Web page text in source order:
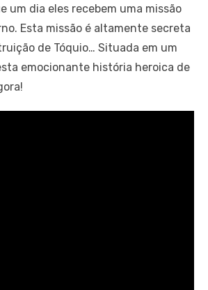
um dia eles recebem uma missão
Esta missão é altamente secreta
de Tóquio… Situada em um
emocionante história heroica de